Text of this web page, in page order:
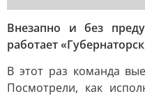
Внезапно и без
работает
В этот раз команда
Посмотрели, как